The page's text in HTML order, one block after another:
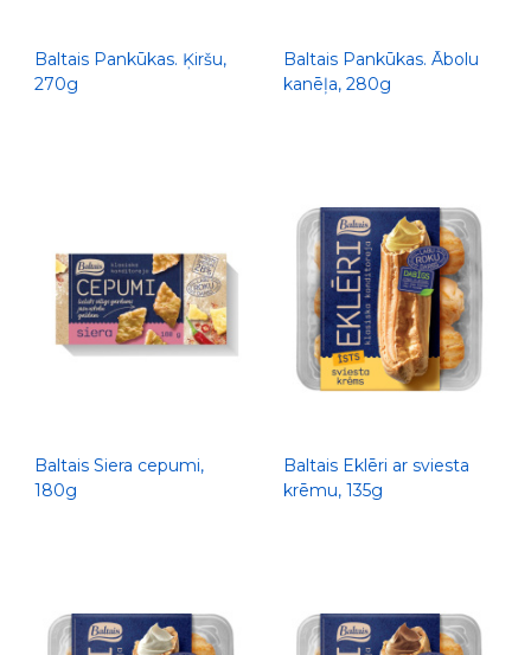
Baltais Pankūkas. Ķiršu,
270g
Baltais Pankūkas. Ābolu
kanēļa, 280g
Baltais Siera cepumi,
180g
Baltais Eklēri ar sviesta
krēmu, 135g